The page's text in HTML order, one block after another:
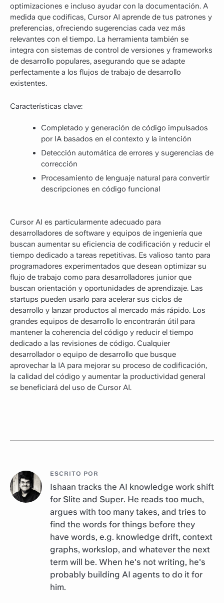
optimizaciones e incluso ayudar con la documentación. A
medida que codificas, Cursor AI aprende de tus patrones y
preferencias, ofreciendo sugerencias cada vez más
relevantes con el tiempo. La herramienta también se
integra con sistemas de control de versiones y frameworks
de desarrollo populares, asegurando que se adapte
perfectamente a los flujos de trabajo de desarrollo
existentes.
Características clave:
Completado y generación de código impulsados
por IA basados en el contexto y la intención
Detección automática de errores y sugerencias de
corrección
Procesamiento de lenguaje natural para convertir
descripciones en código funcional
Cursor AI es particularmente adecuado para
desarrolladores de software y equipos de ingeniería que
buscan aumentar su eficiencia de codificación y reducir el
tiempo dedicado a tareas repetitivas. Es valioso tanto para
programadores experimentados que desean optimizar su
flujo de trabajo como para desarrolladores junior que
buscan orientación y oportunidades de aprendizaje. Las
startups pueden usarlo para acelerar sus ciclos de
desarrollo y lanzar productos al mercado más rápido. Los
grandes equipos de desarrollo lo encontrarán útil para
mantener la coherencia del código y reducir el tiempo
dedicado a las revisiones de código. Cualquier
desarrollador o equipo de desarrollo que busque
aprovechar la IA para mejorar su proceso de codificación,
la calidad del código y aumentar la productividad general
se beneficiará del uso de Cursor AI.
ESCRITO POR
Ishaan tracks the AI knowledge work shift
for Slite and Super. He reads too much,
argues with too many takes, and tries to
find the words for things before they
have words, e.g. knowledge drift, context
graphs, workslop, and whatever the next
term will be. When he's not writing, he's
probably building AI agents to do it for
him.